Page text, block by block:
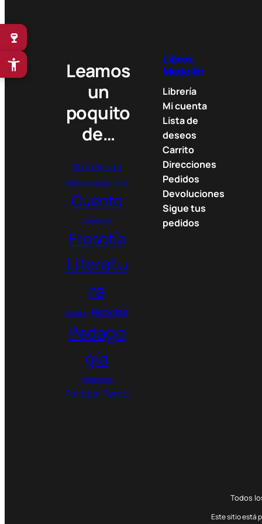
e
w
s
:
.
0
0
.
Leamos
un
poquito
de…
Autoayuda
Bibliotecología Cine
Cuento
Depresión
Filosofía
Literatu
ra
Música Noticias
Pedago
gía
Personajes
Política Terror
Libros
Medellín
Librería
Mi cuenta
Lista de
deseos
Carrito
Direcciones
Pedidos
Devoluciones
Sigue tus
pedidos
Todos
Este sitio está
🍷